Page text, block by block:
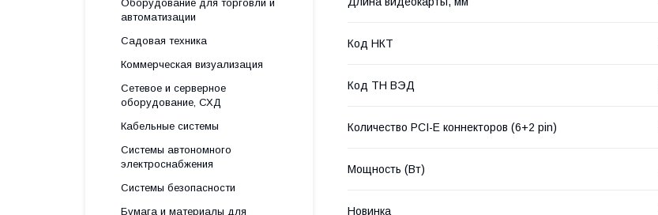
Код НКТ
Код ТН ВЭД
Количество PCI-E коннекторов (6+2 pin)
Мощность (Bт)
Новинка
Оборудование для торговли и
автоматизации
Садовая техника
Коммерческая визуализация
Сетевое и серверное
оборудование, СХД
Кабельные системы
Системы автономного
электроснабжения
Системы безопасности
Бумага и материалы для